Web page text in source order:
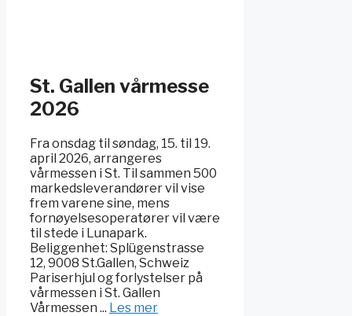
St. Gallen vårmesse
2026
Fra onsdag til søndag, 15. til 19.
april 2026, arrangeres
vårmessen i St. Til sammen 500
markedsleverandører vil vise
frem varene sine, mens
fornøyelsesoperatører vil være
til stede i Lunapark.
Beliggenhet: Splügenstrasse
12, 9008 St.Gallen, Schweiz
Pariserhjul og forlystelser på
vårmessen i St. Gallen
Vårmessen ... Les mer